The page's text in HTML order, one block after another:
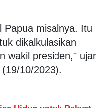
Papua misalnya. Itu
dikalkulasikan
wakil presiden," ujar
10/2023).